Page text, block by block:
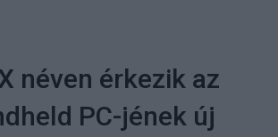
néven érkezik az
PC-jének új